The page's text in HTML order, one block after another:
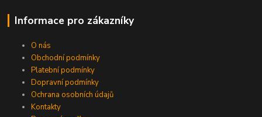
Informace pro zákazníky
O nás
Obchodní podmínky
Platební podmínky
Dopravní podmínky
Ochrana osobních údajů
Kontakty